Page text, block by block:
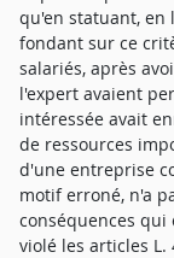
qu'en statuant, en
fondant sur ce
salariés, après
l'expert avaient
intéressée avait
de ressources
d'une entreprise
motif erroné, n'a
conséquences
violé les articles